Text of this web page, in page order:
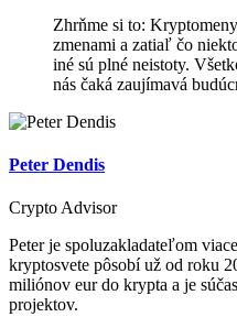
Zhrňme si to:
zmenami a zatiaľ čo
iné sú plné neistoty.
nás čaká zaujímavá
Peter Dendis
Crypto Advisor
Peter je spoluzakladateľom
kryptosvete pôsobí už od roku
miliónov eur do krypta a je
projektov.